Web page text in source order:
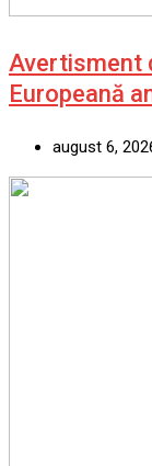
Avertisment
Europeană
august 6,